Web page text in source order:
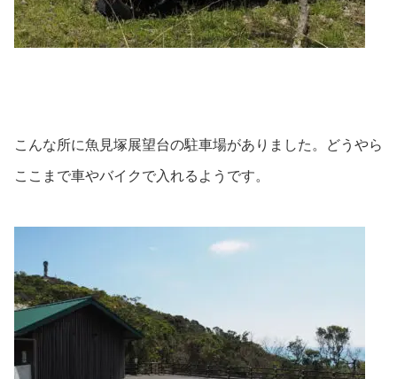
こんな所に魚見塚展望台の駐車場がありました。どうやら
ここまで車やバイクで入れるようです。